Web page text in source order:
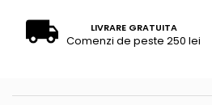
LIVRARE GRATUITA
Comenzi de peste 250 lei